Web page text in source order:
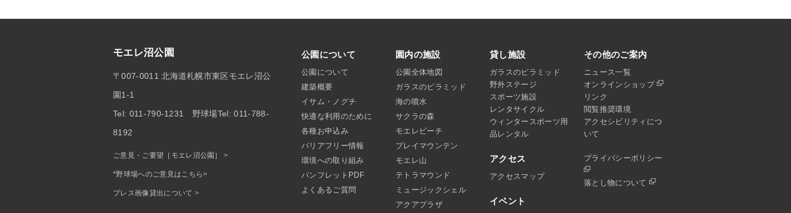
モエレ沼公園
〒007-0011 北海道札幌市東区モエレ沼公
園1-1
Tel: 011-790-1231 野球場Tel: 011-788-
8192
ご意見・ご要望［モエレ沼公園］>
*野球場へのご意見はこちら>
プレス画像貸出について >
公園について
公園について
建築概要
イサム・ノグチ
快適な利用のために
各種お申込み
バリアフリー情報
環境への取り組み
パンフレットPDF
よくあるご質問
園内の施設
公園全体地図
ガラスのピラミッド
海の噴水
サクラの森
モエレビーチ
プレイマウンテン
モエレ山
テトラマウンド
ミュージックシェル
アクアプラザ
貸し施設
ガラスのピラミッド
野外ステージ
スポーツ施設
レンタサイクル
ウィンタースポーツ用
品レンタル
アクセス
アクセスマップ
イベント
その他のご案内
ニュース一覧
オンラインショップ
リンク
閲覧推奨環境
アクセシビリティにつ
いて
プライバシーポリシー
落とし物について